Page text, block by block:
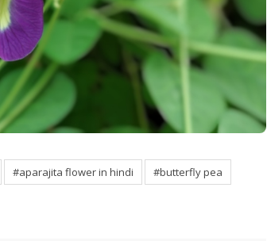
#aparajita flower in hindi
#butterfly pea